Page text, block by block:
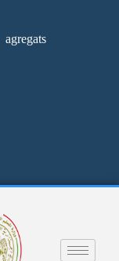
agregats